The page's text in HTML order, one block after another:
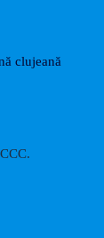
clujeană